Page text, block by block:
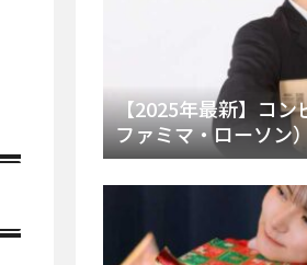
【2025年最新】コン
ファミマ・ローソン
ーは売ってる？販売
類・値段を徹底調査